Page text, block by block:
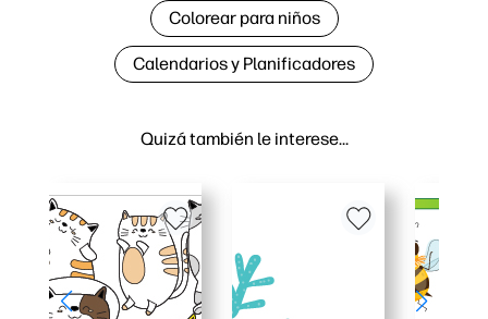
Quizá también le interese…
Colorear para niños
Calendarios y Planificadores